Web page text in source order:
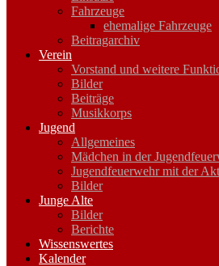
Fahrzeuge
ehemalige Fahrzeuge
Beitragarchiv
Verein
Vorstand und weitere
Bilder
Beiträge
Musikkorps
Jugend
Allgemeines
Mädchen in der
Jugendfeuerwehr mit der
Bilder
Junge Alte
Bilder
Berichte
Wissenswertes
Kalender